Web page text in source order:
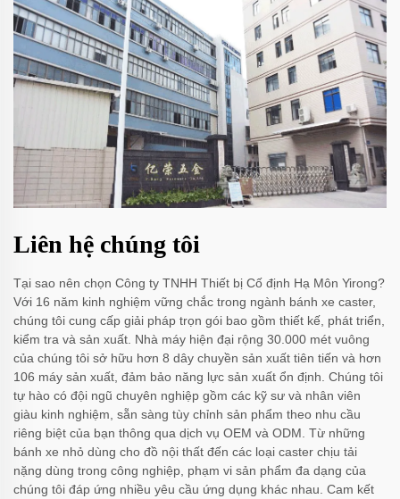
Liên hệ chúng tôi
Tại sao nên chọn Công ty TNHH Thiết bị Cố định Hạ Môn Yirong?
Với 16 năm kinh nghiệm vững chắc trong ngành bánh xe caster,
chúng tôi cung cấp giải pháp trọn gói bao gồm thiết kế, phát triển,
kiểm tra và sản xuất. Nhà máy hiện đại rộng 30.000 mét vuông
của chúng tôi sở hữu hơn 8 dây chuyền sản xuất tiên tiến và hơn
106 máy sản xuất, đảm bảo năng lực sản xuất ổn định. Chúng tôi
tự hào có đội ngũ chuyên nghiệp gồm các kỹ sư và nhân viên
giàu kinh nghiệm, sẵn sàng tùy chỉnh sản phẩm theo nhu cầu
riêng biệt của bạn thông qua dịch vụ OEM và ODM. Từ những
bánh xe nhỏ dùng cho đồ nội thất đến các loại caster chịu tải
nặng dùng trong công nghiệp, phạm vi sản phẩm đa dạng của
chúng tôi đáp ứng nhiều yêu cầu ứng dụng khác nhau. Cam kết